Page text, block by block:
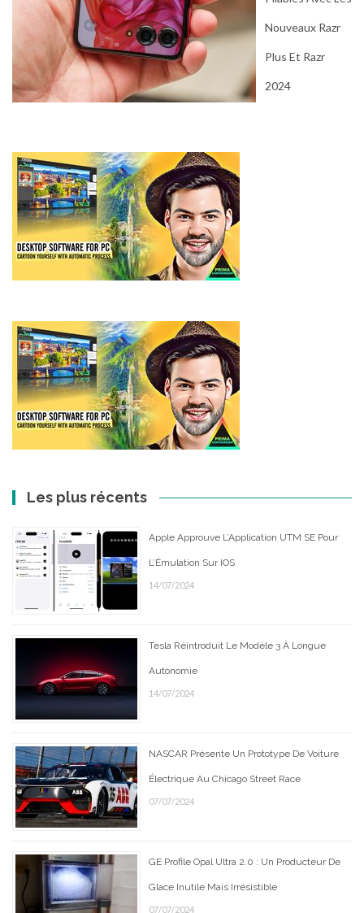
Nouveaux Razr
Plus Et Razr
2024
Les plus récents
Apple Approuve L’Application UTM SE Pour
L’Émulation Sur IOS
14/07/2024
Tesla Réintroduit Le Modèle 3 À Longue
Autonomie
14/07/2024
NASCAR Présente Un Prototype De Voiture
Électrique Au Chicago Street Race
07/07/2024
GE Profile Opal Ultra 2.0 : Un Producteur De
Glace Inutile Mais Irrésistible
07/07/2024